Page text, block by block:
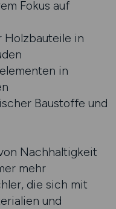
Fokus auf
Holzbauteile in
in
Baustoffe und
Nachhaltigkeit
mehr
die sich mit
und